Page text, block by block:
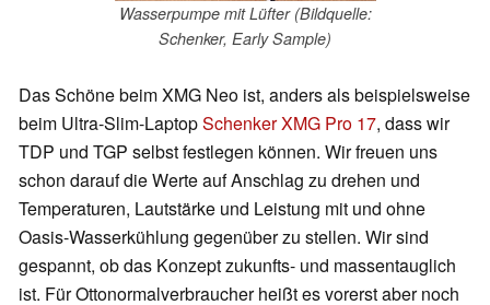
Wasserpumpe mit Lüfter (Bildquelle:
Schenker, Early Sample)
Das Schöne beim XMG Neo ist, anders als beispielsweise
beim Ultra-Slim-LaptopSchenker XMG Pro 17, dass wir
TDP und TGP selbst festlegen können. Wir freuen uns
schon darauf die Werte auf Anschlag zu drehen und
Temperaturen, Lautstärke und Leistung mit und ohne
Oasis-Wasserkühlung gegenüber zu stellen. Wir sind
gespannt, ob das Konzept zukunfts- und massentauglich
ist. Für Ottonormalverbraucher heißt es vorerst aber noch